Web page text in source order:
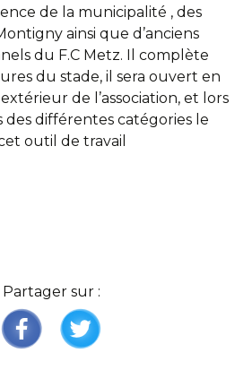
de la municipalité , des
ainsi que d’anciens
du F.C Metz. Il complète
du stade, il sera ouvert en
de l’association, et lors
différentes catégories le
outil de travail
Partager sur :